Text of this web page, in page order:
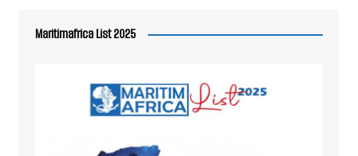
Maritimafrica List 2025